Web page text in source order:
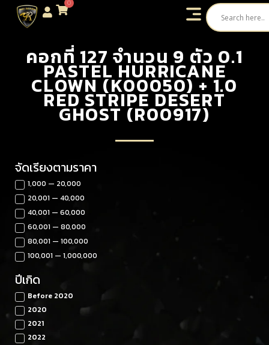
0
คอกที่ 127 จำนวน 9 ตัว 0.1
PASTEL HURRICANE
CLOWN (K00050) + 1.0
RED STRIPE DESERT
GHOST (R00917)
จัดเรียงตามราคา
1,000 — 20,000
20,001 — 40,000
40,001 — 60,000
60,001 — 80,000
80,001 — 100,000
100,001 — 1,000,000
ปีเกิด
Before 2020
2020
2021
2022